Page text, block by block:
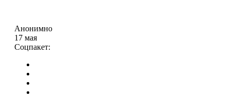
Анонимно
17 мая
Соцпакет: